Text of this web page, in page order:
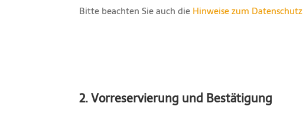
Bitte beachten Sie auch die Hinweise zum Datenschutz
2. Vorreservierung und Bestätigung